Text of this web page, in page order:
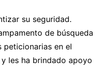
su seguridad.
de búsqueda
peticionarias en el
les ha brindado apoyo